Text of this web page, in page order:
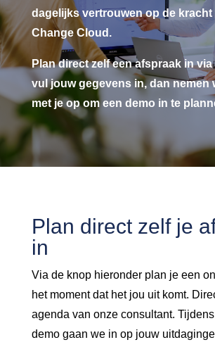
dagelijks vertrouwen op de kracht
Change Cloud.
Plan direct zelf een afspraak in
vul jouw gegevens in, dan nemen
met je op om een demo in te
Plan direct zelf je
in
Via de knop hieronder plan je een
het moment dat het jou uit komt.
agenda van onze consultant.
demo gaan we in op jouw